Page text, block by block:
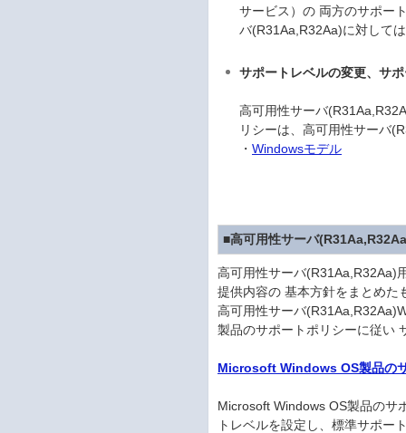
サービス）の 両方のサポー
バ(R31Aa,R32Aa)に対して
サポートレベルの変更、サ
高可用性サーバ
リシーは、高可用性サーバ
・Windowsモデル
■高可用性サーバ
高可用性サーバ(R31Aa,R32Aa)
提供内容の 基本方針をまとめた
高可用性サーバ
製品のサポートポリシーに従い
Microsoft Windows OS製品の
Microsoft Windows OS製品のサ
トレベルを設定し、標準サポー